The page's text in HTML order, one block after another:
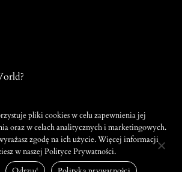
© 2026 ALL RIGHTS
RESERVED
pliki cookies w celu zapewnienia jej
oraz w celach analitycznych i marketingowych.
zgodę na ich użycie. Więcej informacji
w naszej Polityce Prywatności.